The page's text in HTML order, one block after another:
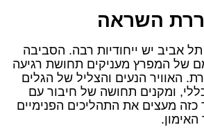
השראה
אביב יש ייחודיות רבה. הסביבה
של המפרץ מעניקים תחושת רגיעה
האוויר הנעים והצליל של הגלים
ומקנים תחושה של חיבור עם
כזה מעצים את התהליכים הפנימיים